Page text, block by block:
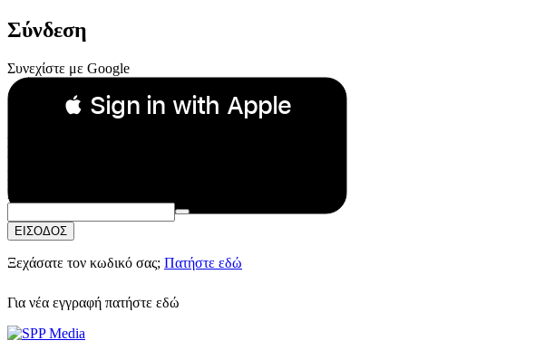
Σύνδεση
Συνεχίστε με Google
 Sign in with Apple
Συνεχίστε με Apple
ή
Email:
Κωδικός Πρόσβασης:
ΕΙΣΟΔΟΣ
Ξεχάσατε τον κωδικό σας; Πατήστε εδώ
Για νέα εγγραφή πατήστε εδώ